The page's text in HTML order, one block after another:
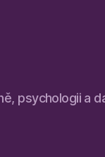
psychologii a